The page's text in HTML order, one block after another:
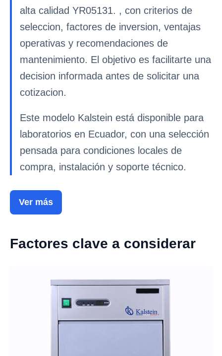
alta calidad YR05131. , con criterios de
seleccion, factores de inversion, ventajas
operativas y recomendaciones de
mantenimiento. El objetivo es facilitarte una
decision informada antes de solicitar una
cotizacion.
Este modelo Kalstein está disponible para
laboratorios en Ecuador, con una selección
pensada para condiciones locales de
compra, instalación y soporte técnico.
Ver más
Factores clave a considerar